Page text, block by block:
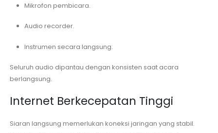
Mikrofon pembicara.
Audio recorder.
Instrumen secara langsung.
Seluruh audio dipantau dengan konsisten saat acara
berlangsung.
Internet Berkecepatan Tinggi
Siaran langsung memerlukan koneksi jaringan yang stabil.